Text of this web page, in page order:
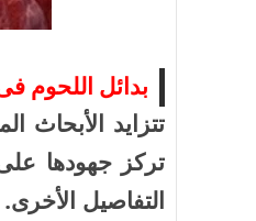
مجتمع بوست
11 يوليو 2026
مصيدة الشاشات.. لما
عمرنا | الإدمان الالكتروني
بدائل اللحوم
تتزايد الأبحاث
تركز جهودها
التفاصيل الأخرى.